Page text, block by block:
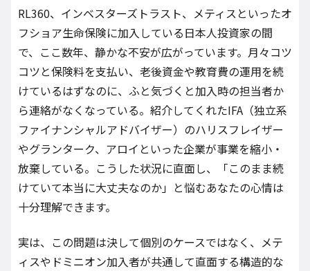
RL360、インベスターズトラスト、メティスといったオ
フショア生命保険に加入している日本人投資家の間
で、ここ数年、静かな不安が広がっています。月々コツ
コツと保険料を支払い、老後資金や教育費の運用を続
けているはずなのに、ふと気づくと加入時の担当者か
ら連絡がなくなっている。紹介してくれたIFA（独立系
ファイナンシャルアドバイザー）のハリスフレイザー
やグランターク、アロイといった企業が事業を縮小・
放棄している。こうした状況に直面し、「このまま続
けていて本当に大丈夫なのか」と悩むあなたの心情は
十分理解できます。
実は、この問題は決して個別のケースではなく、メテ
ィスやドミニオン加入者が共通して直面する構造的な